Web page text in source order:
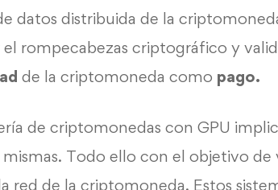
datos distribuida de la
rompecabezas criptográfico y
de la criptomoneda como pago.
de criptomonedas con GPU
mismas. Todo ello con el objetivo de
red de la criptomoneda. Estos